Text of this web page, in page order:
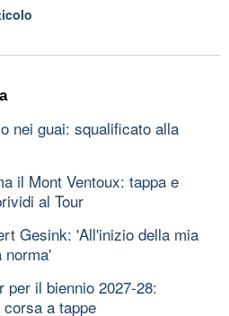
nei guai: squalificato alla
il Mont Ventoux: tappa e
al Tour
Gesink: 'All'inizio della mia
norma'
per il biennio 2027-28:
a tappe